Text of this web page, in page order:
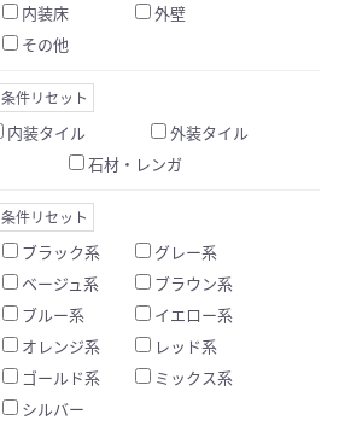
内装床
外壁
その他
条件リセット
内装タイル
外装タイル
石材・レンガ
条件リセット
ブラック系
グレー系
ベージュ系
ブラウン系
ブルー系
イエロー系
オレンジ系
レッド系
ゴールド系
ミックス系
シルバー